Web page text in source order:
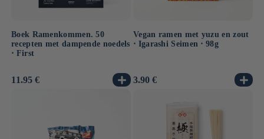
Boek Ramenkommen. 50
recepten met dampende noedels
⋅ First
Normale
11.95 €
Vegan ramen met yuzu en zout
⋅ Igarashi Seimen ⋅ 98g
Normale
3.90 €